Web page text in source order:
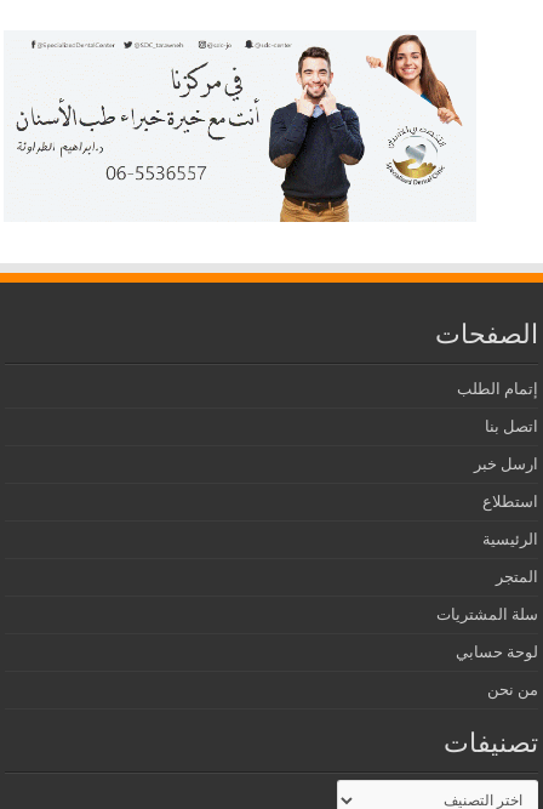
الصفحات
إتمام الطلب
اتصل بنا
ارسل خبر
استطلاع
الرئيسية
المتجر
سلة المشتريات
لوحة حسابي
من نحن
تصنيفات
تصنيفات